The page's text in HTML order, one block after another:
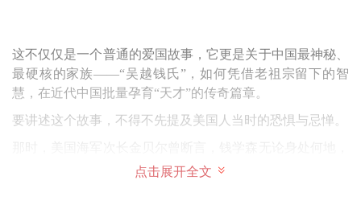
这不仅仅是一个普通的爱国故事，它更是关于中国最神秘、
最硬核的家族——“吴越钱氏”，如何凭借老祖宗留下的智
慧，在近代中国批量孕育“天才”的传奇篇章。
要讲述这个故事，不得不先提及美国人当时的恐惧与忌惮。
其价值都堪比五个师的兵力。
点击展开全文